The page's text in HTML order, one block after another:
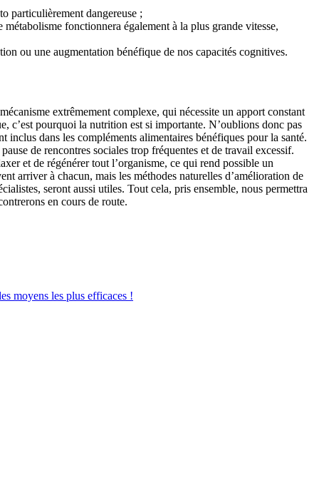
particulièrement dangereuse ;
fonctionnera également à la plus grande vitesse,
ou une augmentation bénéfique de nos capacités cognitives.
extrêmement complexe, qui nécessite un apport constant
c’est pourquoi la nutrition est si importante. N’oublions donc pas
inclus dans les compléments alimentaires bénéfiques pour la santé.
de rencontres sociales trop fréquentes et de travail excessif.
et de régénérer tout l’organisme, ce qui rend possible un
arriver à chacun, mais les méthodes naturelles d’amélioration de
seront aussi utiles. Tout cela, pris ensemble, nous permettra
en cours de route.
moyens les plus efficaces !